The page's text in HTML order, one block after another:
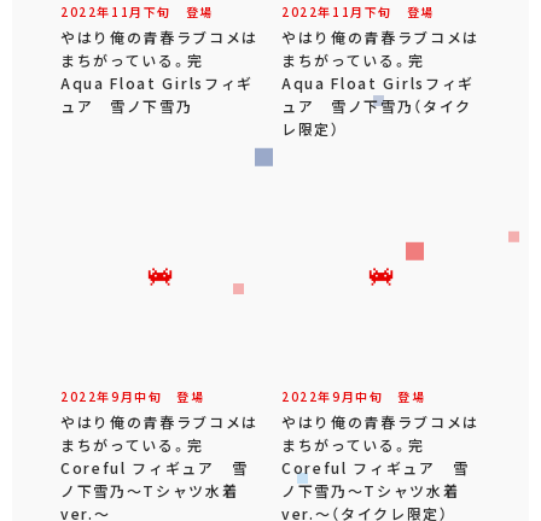
2022年 11 月 下旬 登場
やはり俺の青春ラブコメは
まちがっている。完
Aqua Float Girlsフィギ
ュア 雪ノ下雪乃
2022年 11 月 下旬 登場
やはり俺の青春ラブコメは
まちがっている。完
Aqua Float Girlsフィギ
ュア 雪ノ下雪乃（タイク
レ限定）
2022年9 月中旬 登場
やはり俺の青春ラブコメは
まちがっている。完
Coreful フィギュア 雪
ノ下雪乃～Tシャツ水着
ver.～
2022年9 月中旬 登場
やはり俺の青春ラブコメは
まちがっている。完
Coreful フィギュア 雪
ノ下雪乃～Tシャツ水着
ver.～（タイクレ限定）